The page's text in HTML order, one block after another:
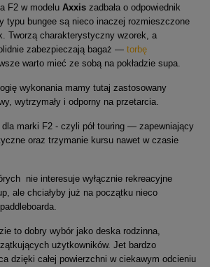
F2 w modelu Axxis zadbała o odpowiednik
typu bungee są nieco inaczej rozmieszczone
Tworzą charakterystyczny wzorek, a
zabezpieczają bagaż — torbę
warto mieć ze sobą na pokładzie supa.
wykonania mamy tutaj zastosowany
wytrzymały i odporny na przetarcia.
dla marki F2 - czyli pół touring — zapewniający
oraz trzymanie kursu nawet w czasie
nie interesuje wyłącznie rekreacyjne
ale chciałyby już na początku nieco
to dobry wybór jako deska rodzinna,
użytkowników. Jet bardzo
dzięki całej powierzchni w ciekawym odcieniu